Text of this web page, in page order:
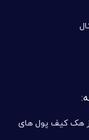
از هک کیف پول های